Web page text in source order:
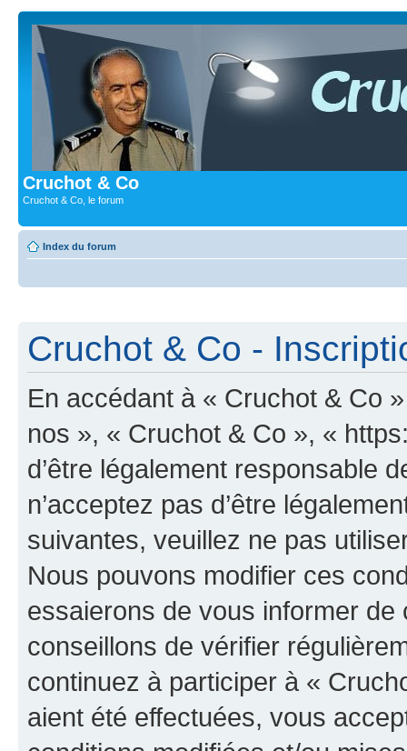
Cruchot & Co
Cruchot & Co, le forum
Index du forum
Cruchot & Co -
En accédant à « Cruchot & Co
nos », « Cruchot & Co », «
d’être légalement responsable
n’acceptez pas d’être
suivantes, veuillez ne pas
Nous pouvons modifier ces
essaierons de vous informer
conseillons de vérifier
continuez à participer à «
aient été effectuées, vous